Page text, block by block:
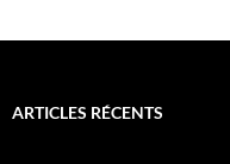
ARTICLES RÉCENTS